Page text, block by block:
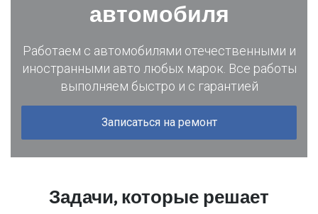
автомобиля
Работаем с автомобилями отечественными и
иностранными авто любых марок. Все работы
выполняем быстро и с гарантией
Записаться на ремонт
Задачи, которые решает